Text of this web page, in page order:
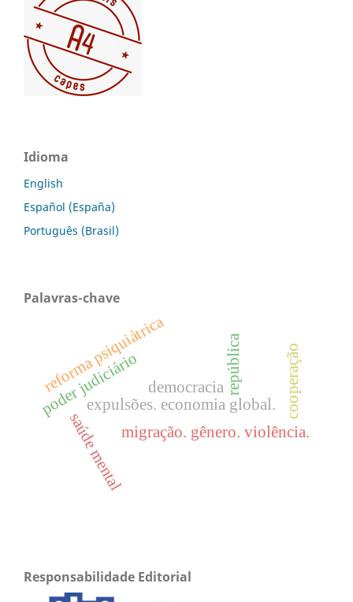
Idioma
English
Español (España)
Português (Brasil)
Palavras-chave
migração. gênero. violência.
expulsões. economia global.
poder judiciário república
democracia cooperação
reforma psiquiátrica
saúde mental
Responsabilidade Editorial